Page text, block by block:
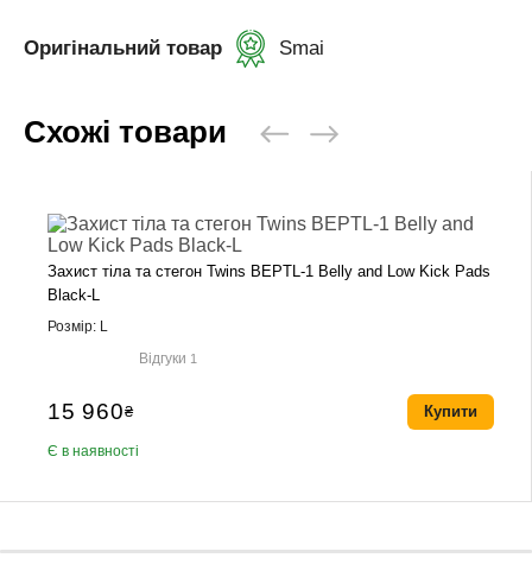
Оригінальний товар Smai
Схожі товари
Захист тіла та стегон Twins BEPTL-1 Belly and Low Kick Pads
Black-L
Розмір: L
Відгуки 1
15 960₴
Є в наявності
Купити